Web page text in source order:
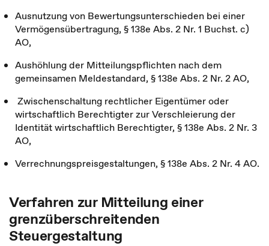
Ausnutzung von Bewertungsunterschieden bei einer
Vermögensübertragung, § 138e Abs. 2 Nr. 1 Buchst. c)
AO,
Aushöhlung der Mitteilungspflichten nach dem
gemeinsamen Meldestandard, § 138e Abs. 2 Nr. 2 AO,
Zwischenschaltung rechtlicher Eigentümer oder
wirtschaftlich Berechtigter zur Verschleierung der
Identität wirtschaftlich Berechtigter, § 138e Abs. 2 Nr. 3
AO,
Verrechnungspreisgestaltungen, § 138e Abs. 2 Nr. 4 AO.
Verfahren zur Mitteilung einer
grenzüberschreitenden
Steuergestaltung